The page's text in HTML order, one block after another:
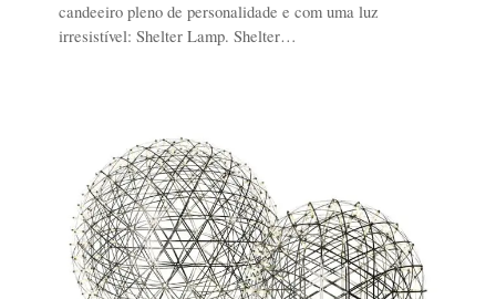
candeeiro pleno de personalidade e com uma luz
irresistível: Shelter Lamp. Shelter…